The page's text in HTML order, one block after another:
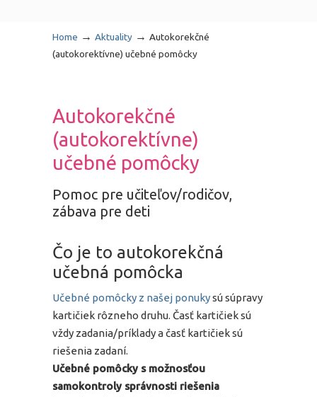
Home → Aktuality → Autokorekčné
(autokorektívne) učebné pomôcky
Autokorekčné
(autokorektívne)
učebné pomôcky
Pomoc pre učiteľov/rodičov,
zábava pre deti
Čo je to autokorekčná
učebná pomôcka
Učebné pomôcky z našej ponukysú súpravy
kartičiek rôzneho druhu. Časť kartičiek sú
vždy zadania/príklady a časť kartičiek sú
riešenia zadaní.
Učebné pomôcky s možnosťou
samokontroly správnosti riešenia